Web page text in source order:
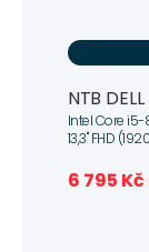
NTB
Intel Core i5-
13,3" FHD
6 795 Kč